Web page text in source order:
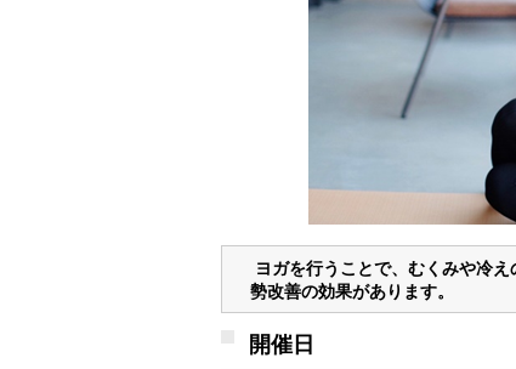
ヨガを行うことで、むくみや冷
勢改善の効果があります。
開催日